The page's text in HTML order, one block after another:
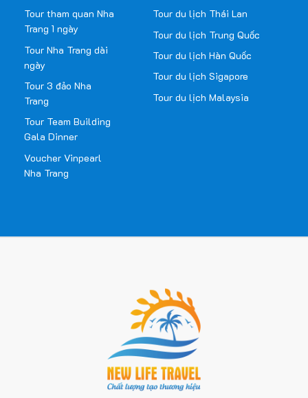
Tour tham quan Nha
Trang 1 ngày
Tour Nha Trang dài
ngày
Tour 3 đảo Nha
Trang
Tour Team Building
Gala Dinner
Voucher Vinpearl
Nha Trang
Tour du lịch Thái Lan
Tour du lịch Trung Quốc
Tour du lịch Hàn Quốc
Tour du lịch Sigapore
Tour du lịch Malaysia